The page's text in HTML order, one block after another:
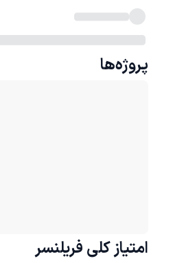
پروژه‌ها
امتیاز کلی فریلنسر